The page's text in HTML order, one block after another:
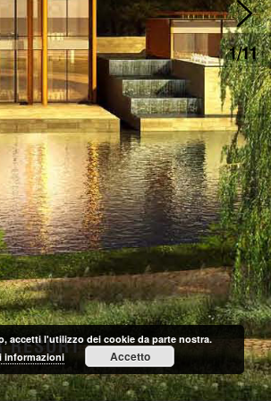
RESORT
1/11
accetti l'utilizzo dei cookie da parte nostra.
informazioni
Accetto